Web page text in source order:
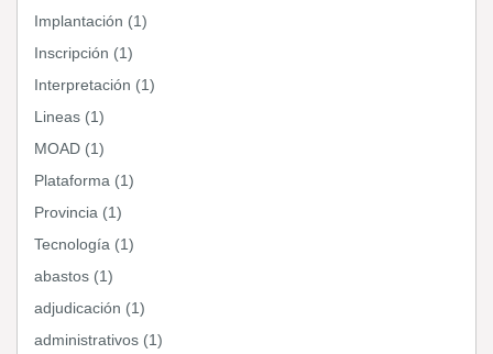
Implantación (1)
Inscripción (1)
Interpretación (1)
Lineas (1)
MOAD (1)
Plataforma (1)
Provincia (1)
Tecnología (1)
abastos (1)
adjudicación (1)
administrativos (1)